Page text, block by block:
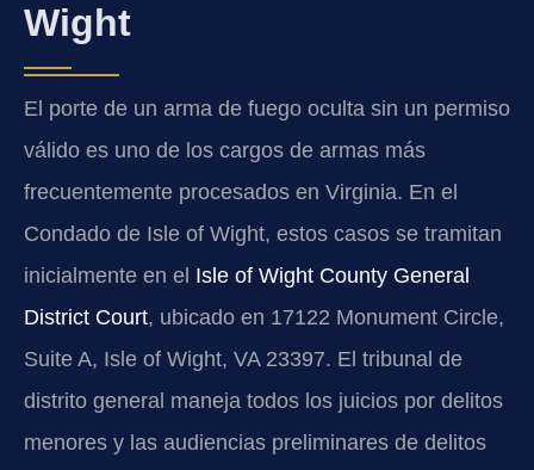
Wight
El porte de un arma de fuego oculta sin un permiso
válido es uno de los cargos de armas más
frecuentemente procesados en Virginia. En el
Condado de Isle of Wight, estos casos se tramitan
inicialmente en el Isle of Wight County General
District Court, ubicado en 17122 Monument Circle,
Suite A, Isle of Wight, VA 23397. El tribunal de
distrito general maneja todos los juicios por delitos
menores y las audiencias preliminares de delitos